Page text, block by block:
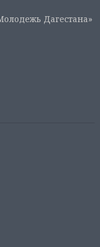
Дагестана»